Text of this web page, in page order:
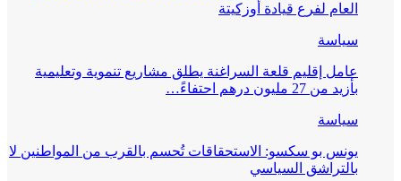
العام لفرع قيادة أوزكيتة
سياسة
عامل إقليم قلعة السراغنة يطلق مشاريع تنموية وتعليمية
بأزيد من 27 مليون درهم احتفاءً…
سياسة
يونس بو سكسو: الاستحقاقات تُحسم بالقرب من المواطنين لا
بالتراشق السياسي